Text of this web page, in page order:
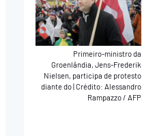
Primeiro-ministro da
Groenlândia, Jens-Frederik
Nielsen, participa de protesto
diante do|Crédito: Alessandro
Rampazzo / AFP